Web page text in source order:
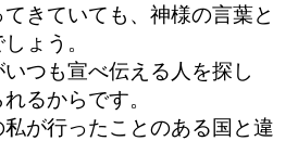
きていても、神様の言葉と
ょう。
つも宣べ伝える人を探し
るからです。
が行ったことのある国と違